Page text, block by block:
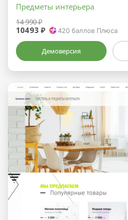
Предметы интерьера
14 990 ₽
10493 ₽ 420 баллов Плюса
Демоверсия